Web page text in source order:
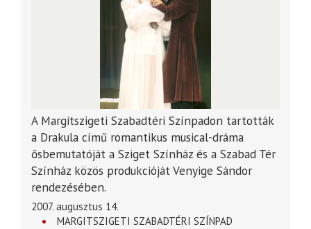
A Margitszigeti Szabadtéri Színpadon tartották
a Drakula című romantikus musical-dráma
ősbemutatóját a Sziget Színház és a Szabad Tér
Színház közös produkcióját Venyige Sándor
rendezésében.
2007. augusztus 14.
MARGITSZIGETI SZABADTÉRI SZÍNPAD